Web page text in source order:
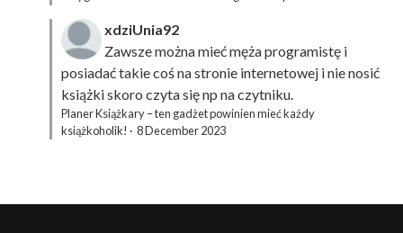
xdziUnia92
Zawsze można mieć męża programistę i
posiadać takie coś na stronie internetowej i nie nosić
książki skoro czyta się np na czytniku.
Planer Książkary – ten gadżet powinien mieć każdy
książkoholik! · 8 December 2023